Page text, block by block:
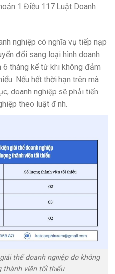
1 Điều 117 Luật Doanh
nghiệp có nghĩa vụ tiếp nạp
đổi sang loại hình doanh
6 tháng kể từ khi không đảm
Nếu hết thời hạn trên mà
doanh nghiệp sẽ phải tiến
theo luật định.
thể doanh nghiệp do không
thành viên tối thiểu